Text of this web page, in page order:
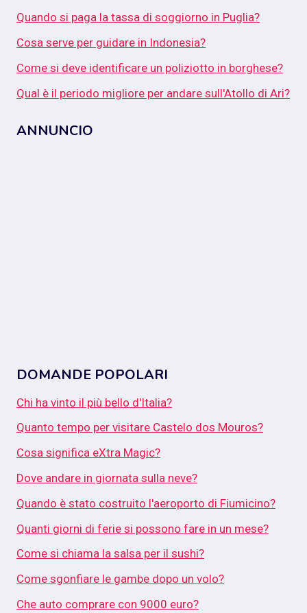
Quando si paga la tassa di soggiorno in Puglia?
Cosa serve per guidare in Indonesia?
Come si deve identificare un poliziotto in borghese?
Qual è il periodo migliore per andare sull'Atollo di Ari?
ANNUNCIO
DOMANDE POPOLARI
Chi ha vinto il più bello d'Italia?
Quanto tempo per visitare Castelo dos Mouros?
Cosa significa eXtra Magic?
Dove andare in giornata sulla neve?
Quando è stato costruito l'aeroporto di Fiumicino?
Quanti giorni di ferie si possono fare in un mese?
Come si chiama la salsa per il sushi?
Come sgonfiare le gambe dopo un volo?
Che auto comprare con 9000 euro?